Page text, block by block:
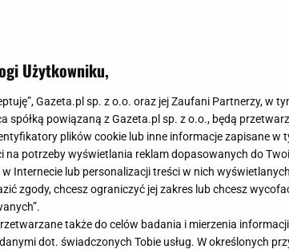
ale po zmroku zaczyna
jak z pocztówki
pokazują, ile naprawdę mają
wodzie, a kamienice wychodzą z cienia,
Użytkowniku,
Gazeta.pl sp. z o.o. oraz jej Zaufani Partnerzy, w
spółką powiązaną z Gazeta.pl sp. z o.o., będą
plików cookie lub inne informacje zapisane w
na potrzeby wyświetlania reklam dopasowanych do
Internecie lub personalizacji treści w nich
zgody, chcesz ograniczyć jej zakres lub chcesz
także do celów badania i mierzenia
dot. świadczonych Tobie usług. W określonych